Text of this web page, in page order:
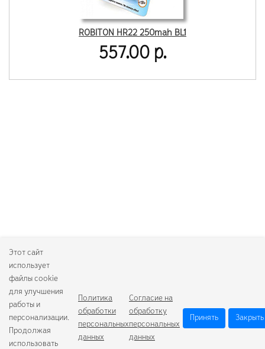
ROBITON HR22 250mah BL1
557.00 р.
Этот сайт
использует
файлы cookie
для улучшения
работы и
персонализации.
Продолжая
использовать
Политика
обработки
персональных
данных
Согласие на
обработку
персональных
данных
Принять Закрыть